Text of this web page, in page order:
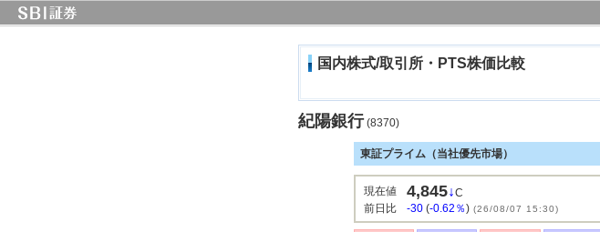
国内株式/取引所・PTS株価比較
紀陽銀行(8370)
東証プライム（当社優先市場）
現在値 4,845↓C
前日比
-30 (-0.62％) (26/08/07 15:30)